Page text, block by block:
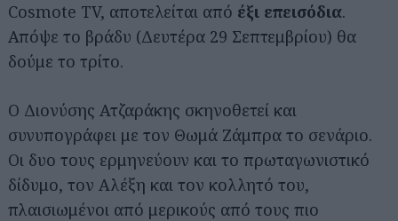
Cosmote TV, αποτελείται από έξι επεισόδια.
Απόψε το βράδυ (Δευτέρα 29 Σεπτεμβρίου) θα
δούμε το τρίτο.
Ο Διονύσης Ατζαράκης σκηνοθετεί και
συνυπογράφει με τον Θωμά Ζάμπρα το σενάριο.
Οι δυο τους ερμηνεύουν και το πρωταγωνιστικό
δίδυμο, τον Αλέξη και τον κολλητό του,
πλαισιωμένοι από μερικούς από τους πιο